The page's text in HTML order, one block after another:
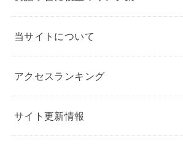
当サイトについて
アクセスランキング
サイト更新情報